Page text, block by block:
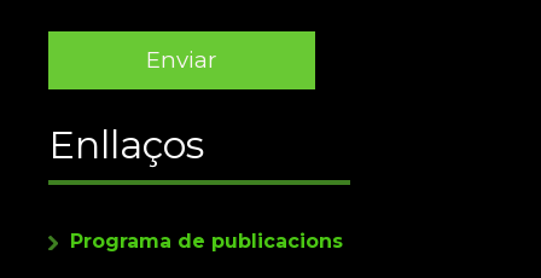
Enllaços
Programa de publicacions